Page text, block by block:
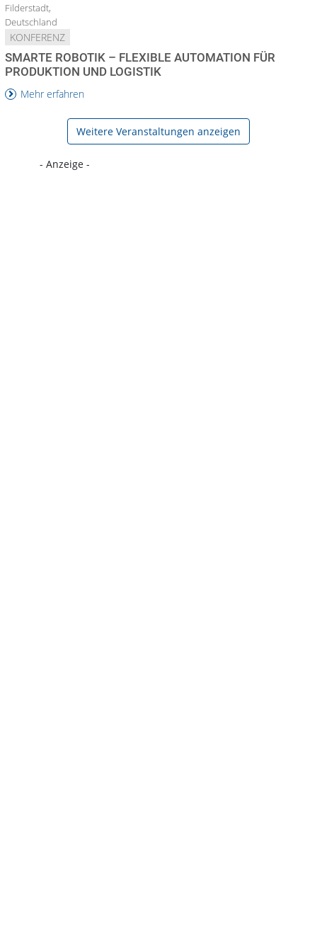
Filderstadt,
Deutschland
KONFERENZ
SMARTE ROBOTIK – FLEXIBLE AUTOMATION FÜR
PRODUKTION UND LOGISTIK
Mehr erfahren
Weitere Veranstaltungen anzeigen
- Anzeige -